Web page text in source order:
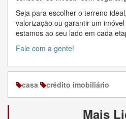
Seja para escolher o terreno
valorização ou garantir um
estamos ao seu lado em cada
Fale com a gente!
casa crédito imobiliário
Mais